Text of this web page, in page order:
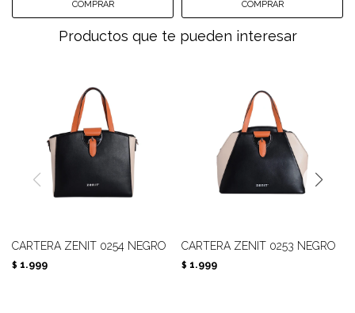
Productos que te pueden interesar
CARTERA ZENIT 0254 NEGRO
$ 1.999
CARTERA ZENIT 0253 NEGRO
$ 1.999